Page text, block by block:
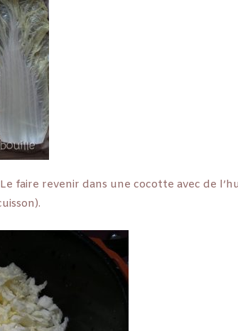
faire revenir dans une cocotte avec de